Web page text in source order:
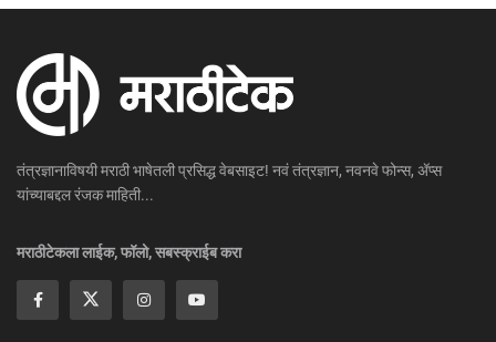
तंत्रज्ञानाविषयी मराठी भाषेतली प्रसिद्ध वेबसाइट! नवं तंत्रज्ञान, नवनवे फोन्स, ॲप्स
यांच्याबद्दल रंजक माहिती...
मराठीटेकला लाईक, फॉलो, सबस्क्राईब करा